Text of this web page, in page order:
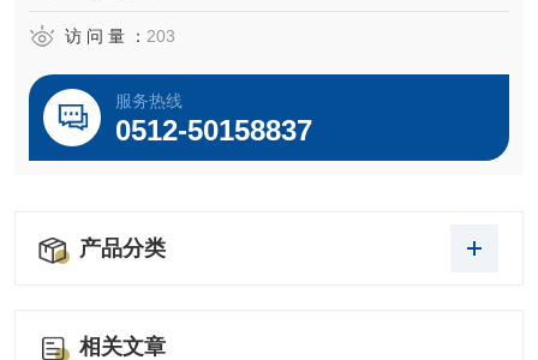
访 问 量 ： 203
服务热线
0512-50158837
产品分类
相关文章